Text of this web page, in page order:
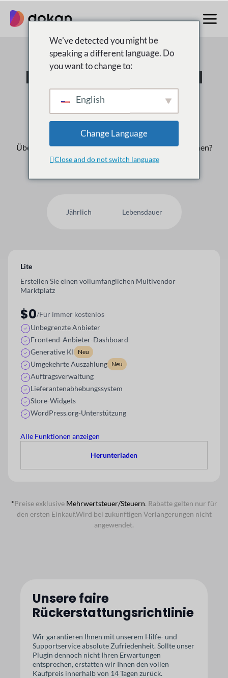
Inhalt
springen
Der Multivendor Nr. 1
Marktplatz für
WordPress
Über 50,000Kunden vertrauen uns, warum nicht Ihnen?
Jährlich Lebensdauer
Lite
Erstellen Sie einen vollumfänglichen Multivendor
Marktplatz
$0/Für immer kostenlos
Unbegrenzte Anbieter
Frontend-Anbieter-Dashboard
Generative KI
Neu
Umgekehrte Auszahlung Neu
Auftragsverwaltung
Lieferantenabhebungssystem
Store-Widgets
WordPress.org-Unterstützung
Alle Funktionen anzeigen
Herunterladen
*Preise exklusive Mehrwertsteuer/Steuern. Rabatte gelten nur für
den ersten Einkauf.Wird bei zukünftigen Verlängerungen nicht
angewendet.
Unsere faire
Rückerstattungsrichtlinie
Wir garantieren Ihnen mit unserem Hilfe- und
Supportservice absolute Zufriedenheit. Sollte unser
Plugin dennoch nicht Ihren Erwartungen
entsprechen, erstatten wir Ihnen den vollen
Kaufpreis innerhalb von 14 Tagen zurück.
We've detected you might be
speaking a different language. Do
you want to change to:
English
Change Language
Close and do not switch language